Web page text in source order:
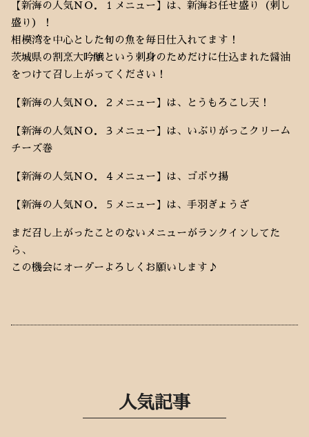
【新海の人気ＮＯ．１メニュー】は、新海お任せ盛り（刺し
盛り）！
相模湾を中心とした旬の魚を毎日仕入れてます！
茨城県の割烹大吟醸という刺身のためだけに仕込まれた醤油
をつけて召し上がってください！
【新海の人気ＮＯ．２メニュー】は、とうもろこし天！
【新海の人気ＮＯ．３メニュー】は、いぶりがっこクリーム
チーズ巻
【新海の人気ＮＯ．４メニュー】は、ゴボウ揚
【新海の人気ＮＯ．５メニュー】は、手羽ぎょうざ
まだ召し上がったことのないメニューがランクインしてた
ら、
この機会にオーダーよろしくお願いします♪
人気記事